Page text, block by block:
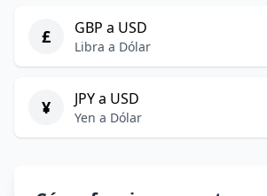
£ GBP a USD
Libra a Dólar
¥ JPY a USD
Yen a Dólar